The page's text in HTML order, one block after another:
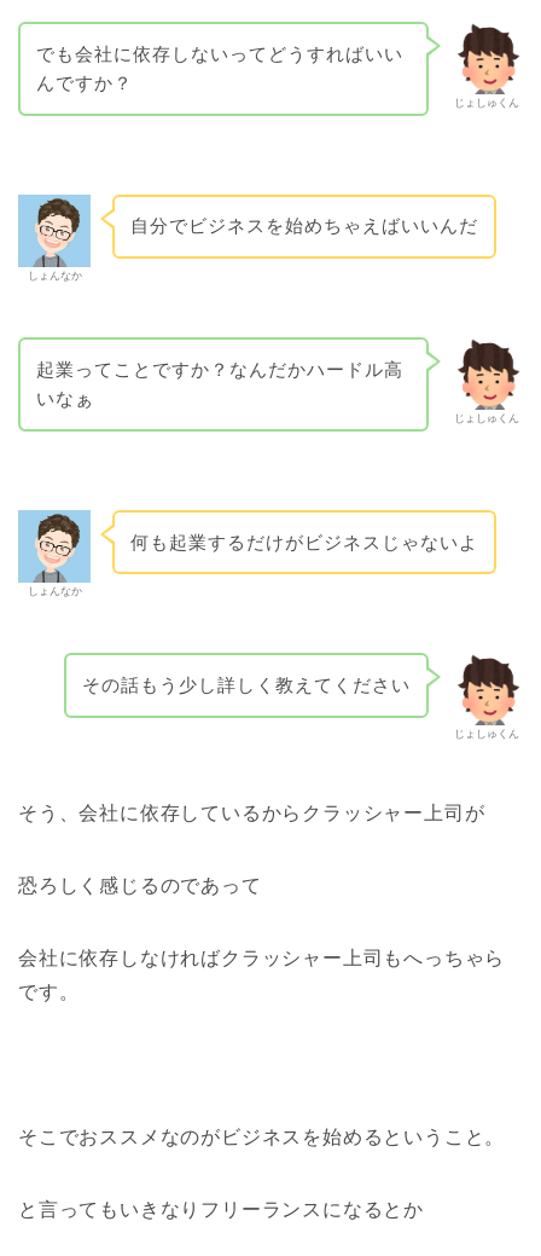
じょしゅくん
でも会社に依存しないってどうすればいい
んですか？
しょんなか
自分でビジネスを始めちゃえばいいんだ
じょしゅくん
起業ってことですか？なんだかハードル高
いなぁ
しょんなか
何も起業するだけがビジネスじゃないよ
じょしゅくん
その話もう少し詳しく教えてください
そう、会社に依存しているからクラッシャー上司が
恐ろしく感じるのであって
会社に依存しなければクラッシャー上司もへっちゃら
です。
そこでおススメなのがビジネスを始めるということ。
と言ってもいきなりフリーランスになるとか